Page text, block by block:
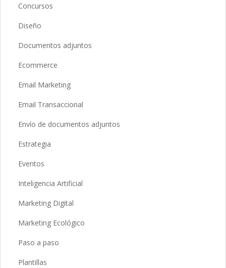
Concursos
Diseño
Documentos adjuntos
Ecommerce
Email Marketing
Email Transaccional
Envío de documentos adjuntos
Estrategia
Eventos
Inteligencia Artificial
Marketing Digital
Marketing Ecológico
Paso a paso
Plantillas